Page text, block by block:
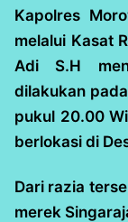
Kapolres
melalui Kasat
Adi S.H
dilakukan
pukul 20.00
berlokasi di
Dari razia
merek